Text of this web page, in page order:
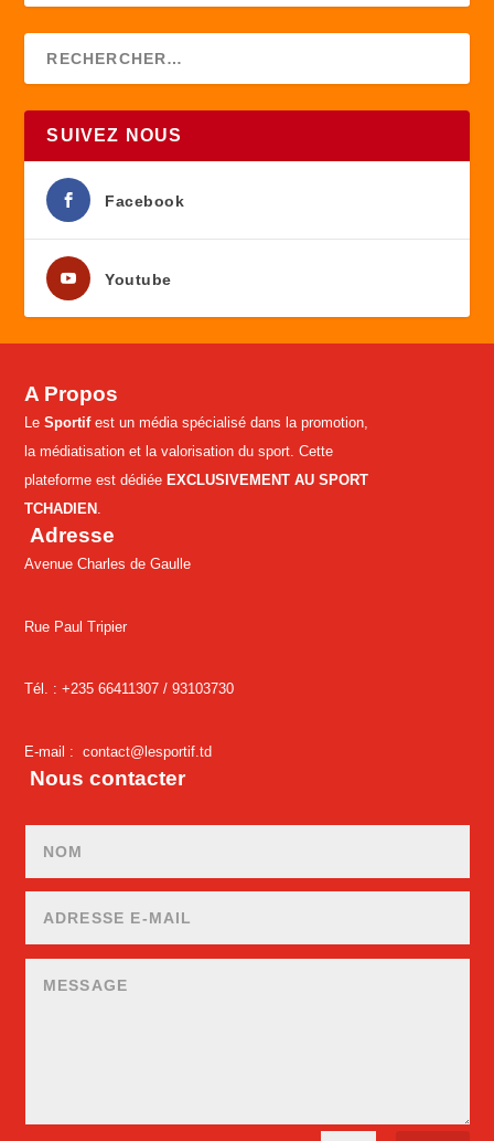
SUIVEZ NOUS
Facebook
Youtube
A Propos
LeSportifest un média spécialisé dans la promotion,
la médiatisation et la valorisation du sport. Cette
plateforme est dédiée EXCLUSIVEMENT AU SPORT
TCHADIEN .
Adresse
Avenue Charles de Gaulle
Rue Paul Tripier
Tél. : +235 66411307 /93103730
E-mail :contact@lesportif.td
Nous contacter